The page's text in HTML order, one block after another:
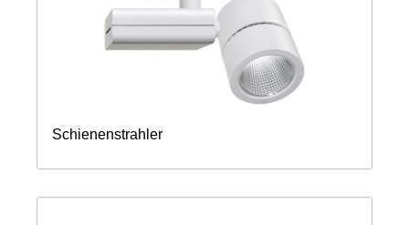
Schienenstrahler